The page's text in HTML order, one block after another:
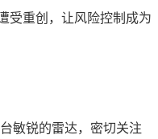
受重创，让风险控制成为
敏锐的雷达，密切关注